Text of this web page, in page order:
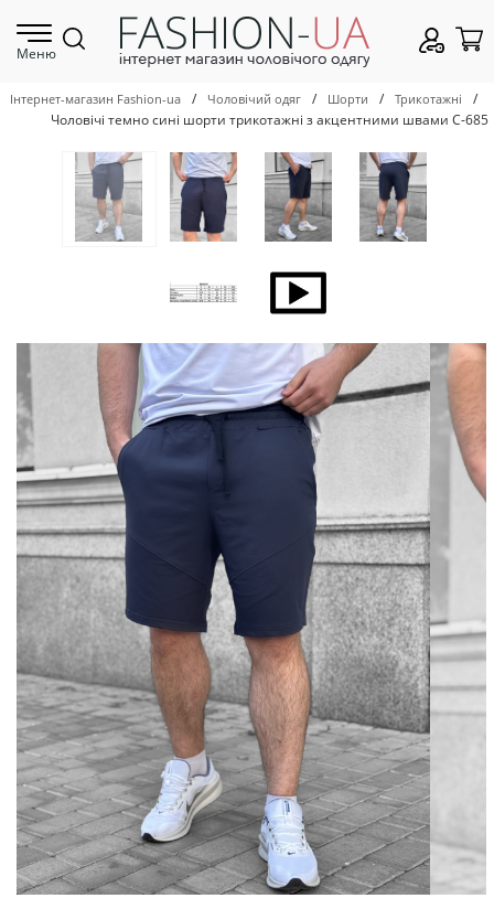
Меню
Інтернет-магазин Fashion-ua / Чоловічий одяг / Шорти / Трикотажні
/
Чоловічі темно сині шорти трикотажні з акцентними швами С-685